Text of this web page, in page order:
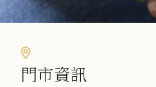
門市資訊